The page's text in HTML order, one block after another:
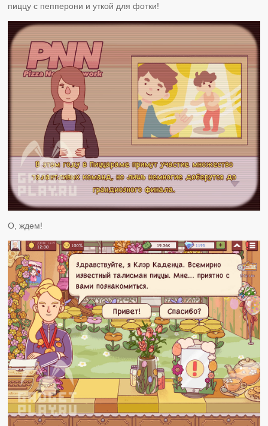
пиццу с пепперони и уткой для фотки!
О, ждем!